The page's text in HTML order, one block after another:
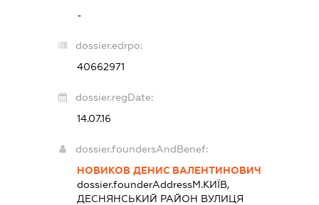
-
dossier.edrpo:
40662971
dossier.regDate:
14.07.16
dossier.foundersAndBenef:
НОВИКОВ ДЕНИС ВАЛЕНТИНОВИЧ
dossier.founderAddressМ.КИЇВ,
ДЕСНЯНСЬКИЙ РАЙОН ВУЛИЦЯ